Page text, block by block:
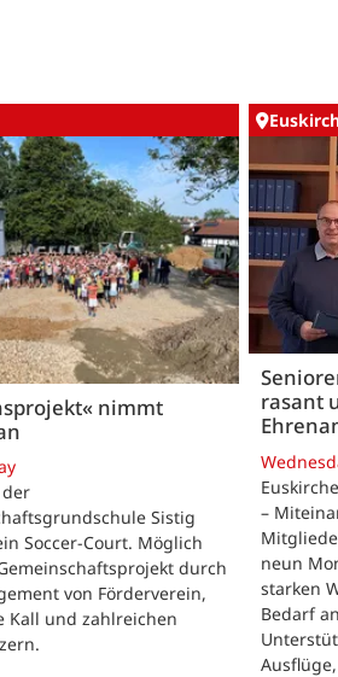
nimmt
Sistig
Soccer-Court. Möglich
durch
von Förderverein,
Kall und zahlreichen
rasant
–
neun
starken
Bedarf